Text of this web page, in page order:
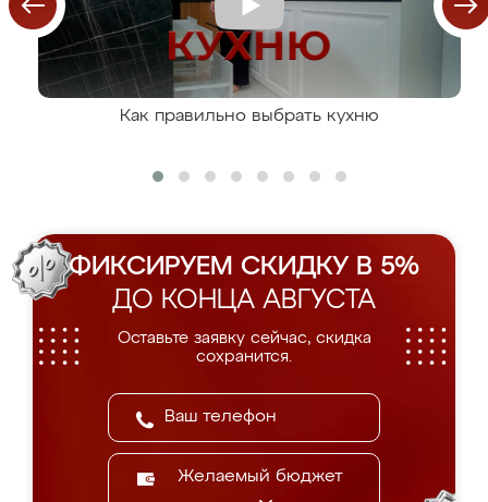
Как правильно выбрать кухню
ФИКСИРУЕМ СКИДКУ В 5%
ДО КОНЦА АВГУСТА
Оставьте заявку сейчас, скидка
сохранится.
Желаемый бюджет